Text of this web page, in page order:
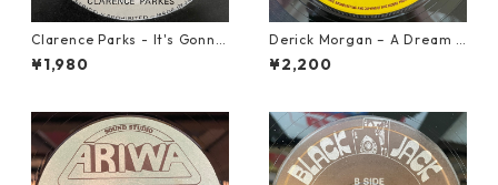
Clarence Parks - It's Gonna
Take A Miracle【7-21096】
¥1,980
Derick Morgan – A Dream T
o Remember【7-21824】
¥2,200